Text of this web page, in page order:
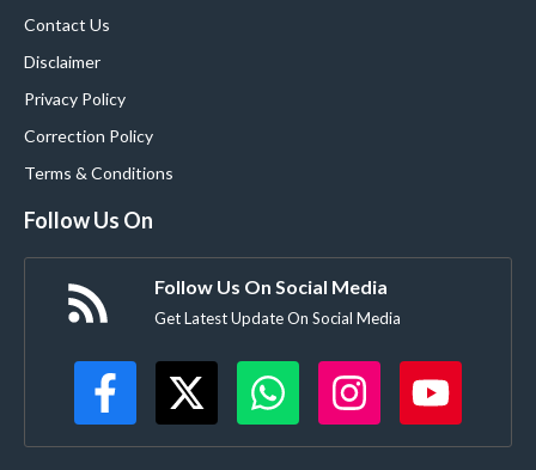
Contact Us
Disclaimer
Privacy Policy
Correction Policy
Terms & Conditions
Follow Us On
Follow Us On Social Media
Get Latest Update On Social Media